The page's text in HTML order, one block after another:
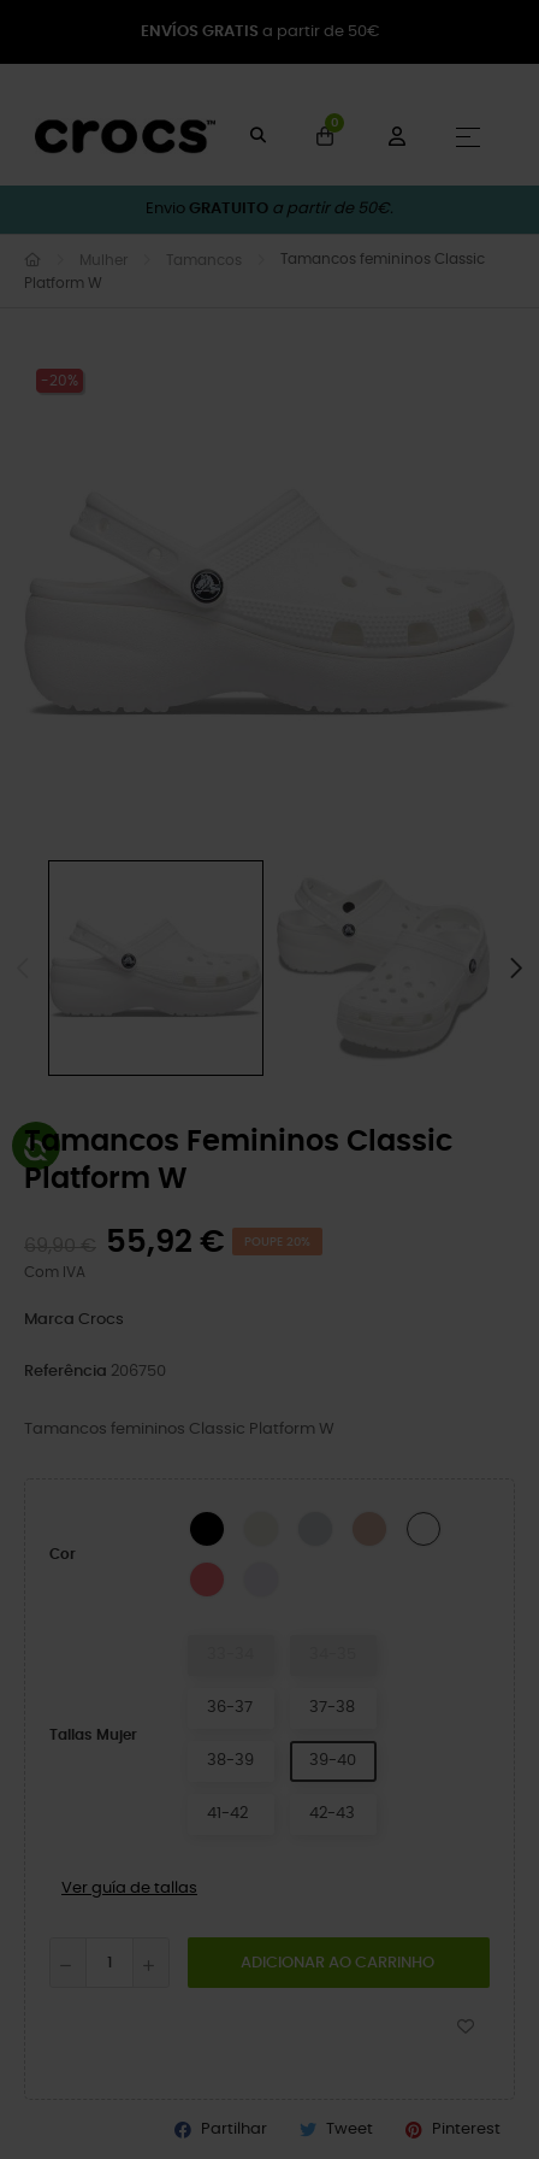
ENVÍOS GRATIS a partir de 50€
0
☰
Envio GRATUITO a partir de 50€.
Mulher Tamancos
Tamancos femininos Classic
Platform W
-20%
Tamancos Femininos Classic
Platform W
55,92 € POUPE 20%
Com IVA
Marca Crocs
Referência 206750
Tamancos femininos Classic Platform W
Cor
BLACK Pink Caramel
WHITE
Guava
Tallas Mujer
36-37 37-38
38-39 39-40
41-42 42-43
Ver guía de tallas
ADICIONAR AO CARRINHO
Partilhar Tweet Pinterest